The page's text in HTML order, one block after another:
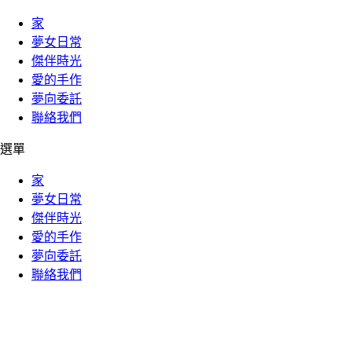
家
夢女日常
傑伴時光
愛的手作
夢向委託
聯絡我們
選單
家
夢女日常
傑伴時光
愛的手作
夢向委託
聯絡我們